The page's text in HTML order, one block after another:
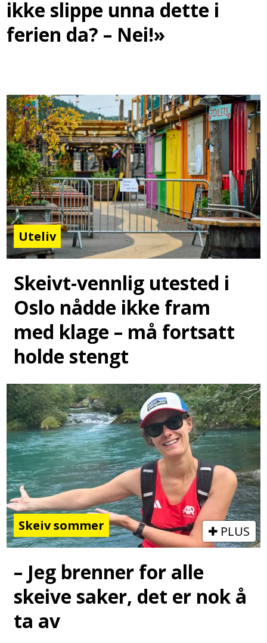
ikke slippe unna dette i
ferien da? – Nei!»
Uteliv
Skeivt-vennlig utested i
Oslo nådde ikke fram
med klage – må fortsatt
holde stengt
Skeiv sommer PLUS
– Jeg brenner for alle
skeive saker, det er nok å
ta av